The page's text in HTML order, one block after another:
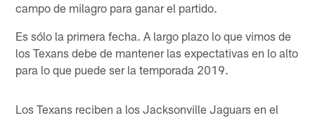
campo de milagro para ganar el partido.
Es sólo la primera fecha. A largo plazo lo que vimos de
los Texans debe de mantener las expectativas en lo alto
para lo que puede ser la temporada 2019.
Los Texans reciben a los Jacksonville Jaguars en el